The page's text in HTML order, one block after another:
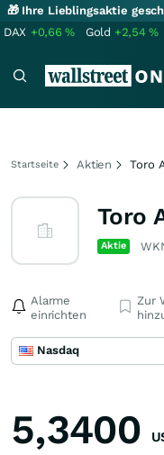
🎁 Ihre Lieblingsaktie
DAX +0,66% Gold +2,54%
Startseite Aktien Toro
Toro
Aktie
Alarme
einrichten
Zur
Nasdaq
5,3400